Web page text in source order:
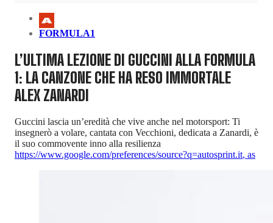
FORMULA1
L’ULTIMA LEZIONE DI GUCCINI ALLA FORMULA
1: LA CANZONE CHE HA RESO IMMORTALE
ALEX ZANARDI
Guccini lascia un’eredità che vive anche nel motorsport: Ti
insegnerò a volare, cantata con Vecchioni, dedicata a Zanardi, è
il suo commovente inno alla resilienza
https://www.google.com/preferences/source?q=autosprint.it, as